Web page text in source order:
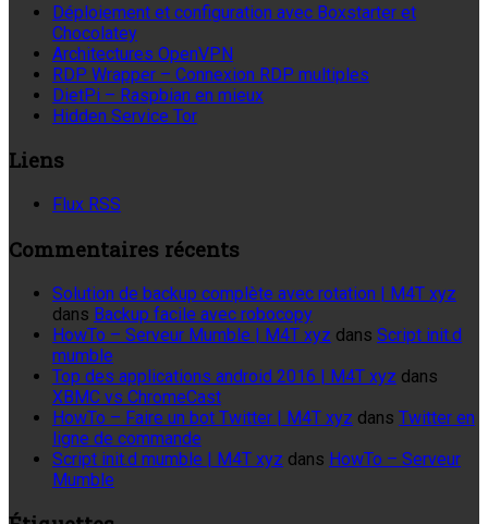
Déploiement et configuration avec Boxstarter et
Chocolatey
Architectures OpenVPN
RDP Wrapper – Connexion RDP multiples
DietPi – Raspbian en mieux
Hidden Service Tor
Liens
Flux RSS
Commentaires récents
Solution de backup complète avec rotation | M4T xyz
dans Backup facile avec robocopy
HowTo – Serveur Mumble | M4T xyz dans Script init.d
mumble
Top des applications android 2016 | M4T xyz dans
XBMC vs ChromeCast
HowTo – Faire un bot Twitter | M4T xyz dans Twitter en
ligne de commande
Script init.d mumble | M4T xyz dans HowTo – Serveur
Mumble